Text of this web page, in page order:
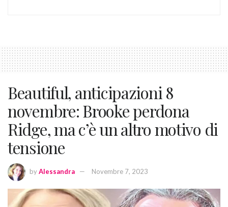
Beautiful, anticipazioni 8
novembre: Brooke perdona
Ridge, ma c’è un altro motivo di
tensione
byAlessandra Novembre 7, 2023